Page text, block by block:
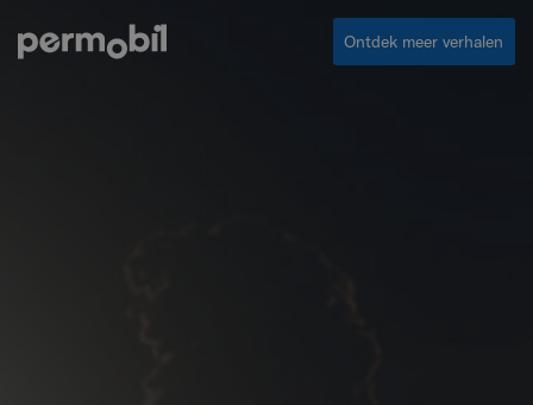
Ontdek meer verhalen